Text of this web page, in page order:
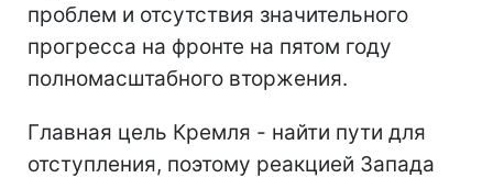
проблем и отсутствия значительного
прогресса на фронте на пятом году
полномасштабного вторжения.
Главная цель Кремля - найти пути для
отступления, поэтому реакцией Запада